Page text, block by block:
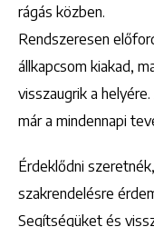
rágás közben.
Rendszeresen
állkapcsom kiakad,
visszaugrik a
már a mindennapi
Érdeklődni
szakrendelésre
Segítségüket és